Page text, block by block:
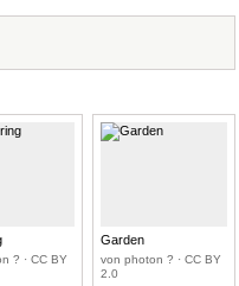
? · CC BY
Garden
von photon ? · CC BY
2.0